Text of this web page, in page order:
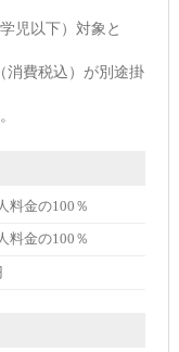
児以下）対象と
消費税込）が別途掛
料金の100％
料金の100％